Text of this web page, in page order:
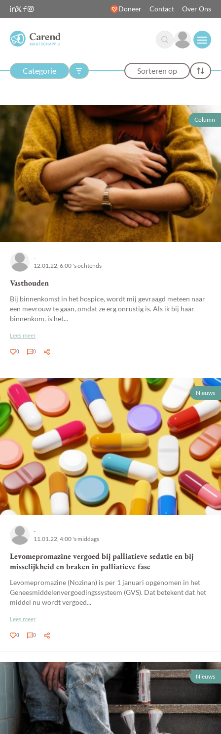
Doneer Contact Over Ons
Categorie Sorteren op
Column
-
12.01.22, 6:00 's ochtends
Vasthouden
Bij binnenkomst in het hospice, wordt mij gevraagd meteen naar
een mevrouw te gaan, omdat ze erg onrustig is. Als ik bij haar
binnenkom, is het...
Lees meer
0 0
Nieuws
-
11.01.22, 4:00 's middags
Levomepromazine vergoed bij palliatieve sedatie en bij
misselijkheid en braken in palliatieve fase
Levomepromazine (Nozinan) is per 1 januari opgenomen in het
Geneesmiddelenvergoedingssysteem (GVS). Dat betekent dat het
middel nu wordt vergoed...
Lees meer
0 0
Nieuws